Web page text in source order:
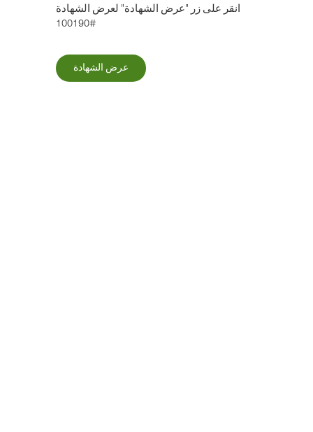
انقر على زر "عرض الشهادة" لعرض الشهادة
#100190
عرض الشهادة